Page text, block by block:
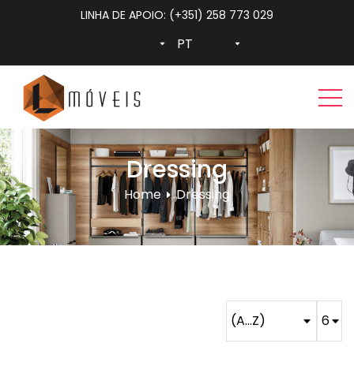
LINHA DE APOIO: (+351) 258 773 029
Dressing
Home Dressing